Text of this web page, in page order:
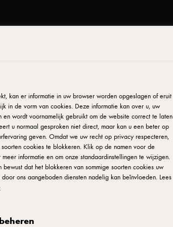
© Arla Foods amba 2025
kan er informatie in uw browser worden opgeslagen of eruit
in de vorm van cookies. Deze informatie kan over u, uw
wordt voornamelijk gebruikt om de website correct te laten
u normaal gesproken niet direct, maar kan u een beter op
geven. Omdat we uw recht op privacy respecteren,
cookies te blokkeren. Klik op de namen voor de
informatie en om onze standaardinstellingen te wijzigen.
dat het blokkeren van sommige soorten cookies uw
ons aangeboden diensten nadelig kan beïnvloeden. Lees